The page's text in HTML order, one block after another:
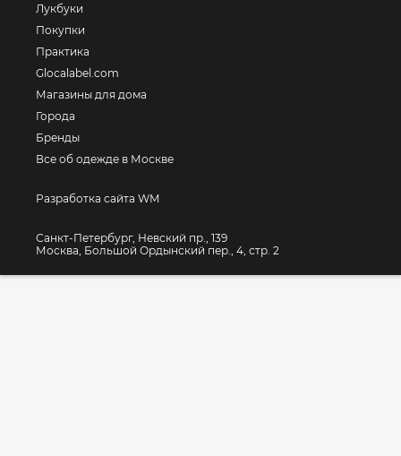
Лукбуки
Покупки
Практика
Glocalabel.com
Магазины для дома
Города
Бренды
Все об одежде в Москве
Разработка сайта WM
Санкт-Петербург, Невский пр., 139
Москва, Большой Ордынский пер., 4, стр. 2